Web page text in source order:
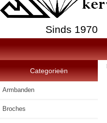
Sinds 1970
Categorieën
Armbanden
Broches